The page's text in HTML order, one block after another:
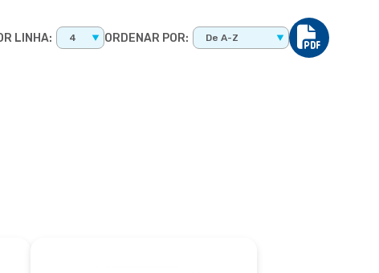
LINHA: 4 ORDENAR POR: De A-Z